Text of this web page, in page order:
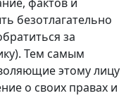
фактов и
безотлагательно
за
Тем самым
этому лицу
о своих правах и